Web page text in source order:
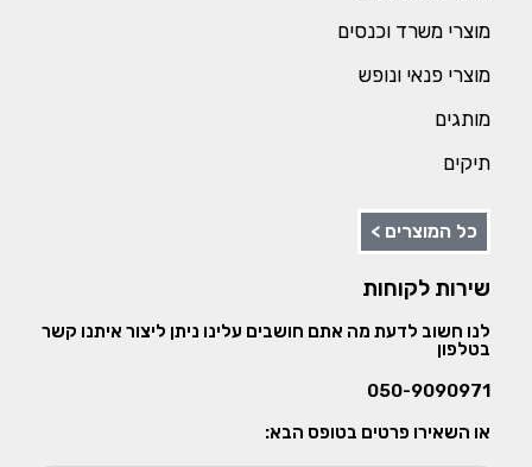
מוצרי משרד וכנסים
מוצרי פנאי ונופש
מותגים
תיקים
כל המוצרים >
שירות לקוחות
לנו חשוב לדעת מה אתם חושבים עלינו ניתן ליצור איתנו קשר
בטלפון
050-9090971
או השאירו פרטים בטופס הבא: